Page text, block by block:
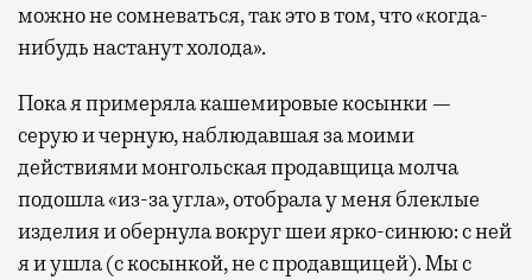
можно не сомневаться, так это в том, что «когда-
нибудь настанут холода».
Пока я примеряла кашемировые косынки —
серую и черную, наблюдавшая за моими
действиями монгольская продавщица молча
подошла «из-за угла», отобрала у меня блеклые
изделия и обернула вокруг шеи ярко-синюю: с ней
я и ушла (с косынкой, не с продавщицей). Мы с